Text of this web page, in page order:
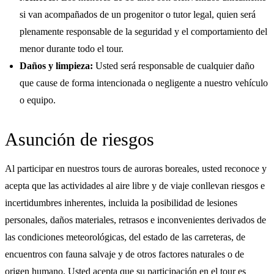
si van acompañados de un progenitor o tutor legal, quien será
plenamente responsable de la seguridad y el comportamiento del
menor durante todo el tour.
Daños y limpieza: Usted será responsable de cualquier daño
que cause de forma intencionada o negligente a nuestro vehículo
o equipo.
Asunción de riesgos
Al participar en nuestros tours de auroras boreales, usted reconoce y
acepta que las actividades al aire libre y de viaje conllevan riesgos e
incertidumbres inherentes, incluida la posibilidad de lesiones
personales, daños materiales, retrasos e inconvenientes derivados de
las condiciones meteorológicas, del estado de las carreteras, de
encuentros con fauna salvaje y de otros factores naturales o de
origen humano. Usted acepta que su participación en el tour es